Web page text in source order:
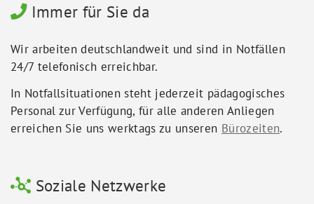
Immer für Sie da
Wir arbeiten deutschlandweit und sind in Notfällen
24/7 telefonisch erreichbar.
In Notfallsituationen steht jederzeit pädagogisches
Personal zur Verfügung, für alle anderen Anliegen
erreichen Sie uns werktags zu unseren Bürozeiten.
Soziale Netzwerke